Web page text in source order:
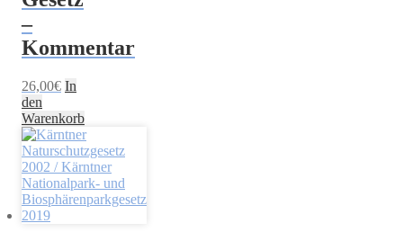
–
Kommentar
26,00€ In
den
Warenkorb